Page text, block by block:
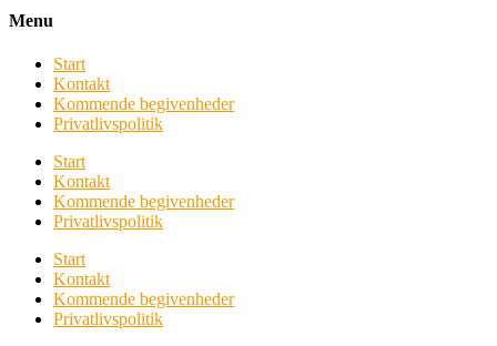
Menu
Start
Kontakt
Kommende begivenheder
Privatlivspolitik
Start
Kontakt
Kommende begivenheder
Privatlivspolitik
Start
Kontakt
Kommende begivenheder
Privatlivspolitik